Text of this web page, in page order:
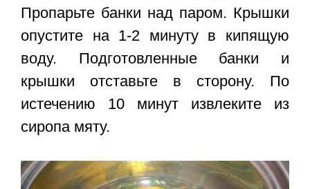
Пропарьте банки над паром. Крышки
опустите на 1-2 минуту в кипящую
воду. Подготовленные банки и
крышки отставьте в сторону. По
истечению 10 минут извлеките из
сиропа мяту.